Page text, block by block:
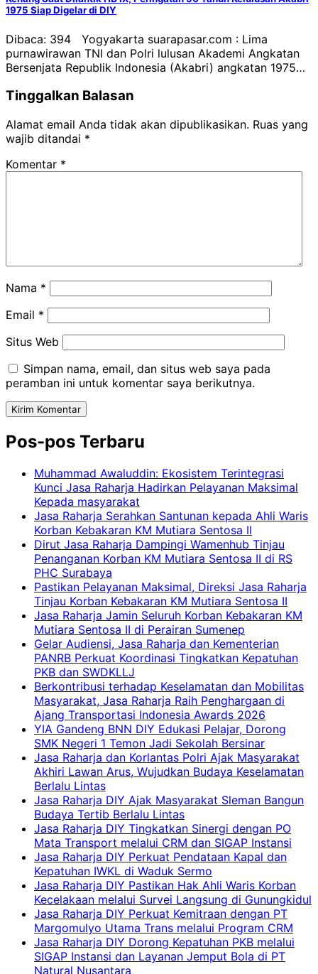
1975 Siap Digelar di DIY
Dibaca: 394 Yogyakarta suarapasar.com : Lima
purnawirawan TNI dan Polri lulusan Akademi Angkatan
Bersenjata Republik Indonesia (Akabri) angkatan 1975…
Tinggalkan Balasan
Alamat email Anda tidak akan dipublikasikan. Ruas yang
wajib ditandai *
Komentar *
Nama *
Email *
Situs Web
Simpan nama, email, dan situs web saya pada
peramban ini untuk komentar saya berikutnya.
Pos-pos Terbaru
Muhammad Awaluddin: Ekosistem Terintegrasi
Kunci Jasa Raharja Hadirkan Pelayanan Maksimal
Kepada masyarakat
Jasa Raharja Serahkan Santunan kepada Ahli Waris
Korban Kebakaran KM Mutiara Sentosa II
Dirut Jasa Raharja Dampingi Wamenhub Tinjau
Penanganan Korban KM Mutiara Sentosa II di RS
PHC Surabaya
Pastikan Pelayanan Maksimal, Direksi Jasa Raharja
Tinjau Korban Kebakaran KM Mutiara Sentosa II
Jasa Raharja Jamin Seluruh Korban Kebakaran KM
Mutiara Sentosa II di Perairan Sumenep
Gelar Audiensi, Jasa Raharja dan Kementerian
PANRB Perkuat Koordinasi Tingkatkan Kepatuhan
PKB dan SWDKLLJ
Berkontribusi terhadap Keselamatan dan Mobilitas
Masyarakat, Jasa Raharja Raih Penghargaan di
Ajang Transportasi Indonesia Awards 2026
YIA Gandeng BNN DIY Edukasi Pelajar, Dorong
SMK Negeri 1 Temon Jadi Sekolah Bersinar
Jasa Raharja dan Korlantas Polri Ajak Masyarakat
Akhiri Lawan Arus, Wujudkan Budaya Keselamatan
Berlalu Lintas
Jasa Raharja DIY Ajak Masyarakat Sleman Bangun
Budaya Tertib Berlalu Lintas
Jasa Raharja DIY Tingkatkan Sinergi dengan PO
Mata Transport melalui CRM dan SIGAP Instansi
Jasa Raharja DIY Perkuat Pendataan Kapal dan
Kepatuhan IWKL di Waduk Sermo
Jasa Raharja DIY Pastikan Hak Ahli Waris Korban
Kecelakaan melalui Survei Langsung di Gunungkidul
Jasa Raharja DIY Perkuat Kemitraan dengan PT
Margomulyo Utama Trans melalui Program CRM
Jasa Raharja DIY Dorong Kepatuhan PKB melalui
SIGAP Instansi dan Layanan Jemput Bola di PT
Natural Nusantara